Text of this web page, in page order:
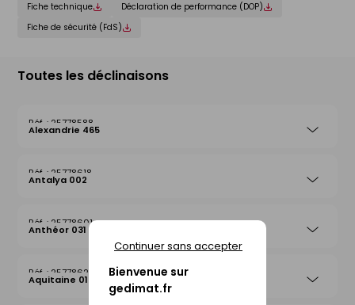
Bienvenue sur
gedimat.fr
Continuer sans accepter
Fiche technique
Déclaration de performance (DOP)
Fiche de sécurité (FdS)
Toutes les déclinaisons
25778588
Alexandrie 465
25778618
Antalya 002
25778601
Anthéor 031
25778625
Aquitaine 019